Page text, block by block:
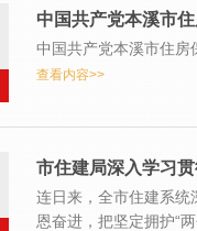
中国共产党本溪市
中国共产党本溪市住房
查看内容>>
市住建局深入学习
连日来，全市住建系统
恩奋进，把坚定拥护“